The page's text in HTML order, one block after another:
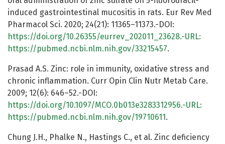
induced gastrointestinal mucositis in rats. Eur Rev Med
Pharmacol Sci. 2020; 24(21): 11365–11373.-DOI:
https://doi.org/10.26355/eurrev_202011_23628.-URL:
https://pubmed.ncbi.nlm.nih.gov/33215457.
Prasad A.S. Zinc: role in immunity, oxidative stress and
chronic inflammation. Curr Opin Clin Nutr Metab Care.
2009; 12(6): 646–52.-DOI:
https://doi.org/10.1097/MCO.0b013e3283312956.-URL:
https://pubmed.ncbi.nlm.nih.gov/19710611 .
Chung J.H., Phalke N., Hastings C., et al. Zinc deficiency